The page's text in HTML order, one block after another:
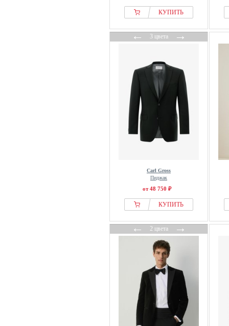
КУПИТЬ
←3 цвета→
Carl Gross
Пиджак
от 48 750 ₽
КУПИТЬ
←2 цвета→